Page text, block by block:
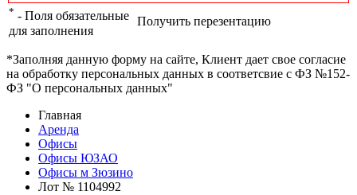
* - Поля обязательные
для заполнения
Получить перезентацию
*Заполняя данную форму на сайте, Клиент дает свое согласие
на обработку персональных данных в соответсвие с ФЗ №152-
ФЗ "О персональных данных"
Главная
Аренда
Офисы
Офисы ЮЗАО
Офисы м Зюзино
Лот № 1104992